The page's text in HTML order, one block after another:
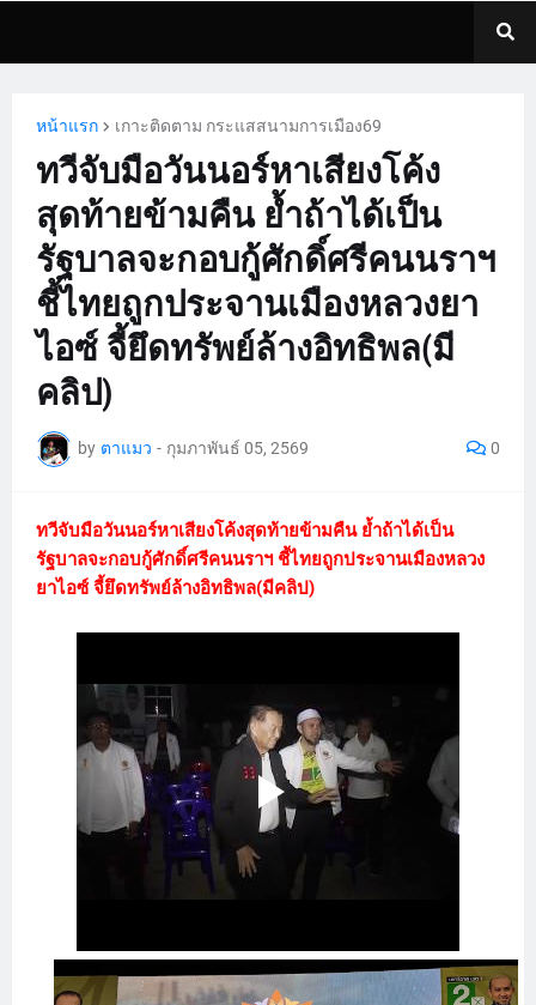
หน้าแรก เกาะติดตาม กระแสสนามการเมือง69
ทวีจับมือวันนอร์หาเสียงโค้ง
สุดท้ายข้ามคืน ย้ำถ้าได้เป็น
รัฐบาลจะกอบกู้ศักดิ์ศรีคนนราฯ
ชี้ไทยถูกประจานเมืองหลวงยา
ไอซ์ จี้ยึดทรัพย์ล้างอิทธิพล(มี
คลิป)
by ตาแมว - กุมภาพันธ์ 05, 2569 0
ทวีจับมือวันนอร์หาเสียงโค้งสุดท้ายข้ามคืน ย้ำถ้าได้เป็น
รัฐบาลจะกอบกู้ศักดิ์ศรีคนนราฯ ชี้ไทยถูกประจานเมืองหลวง
ยาไอซ์ จี้ยึดทรัพย์ล้างอิทธิพล(มีคลิป)